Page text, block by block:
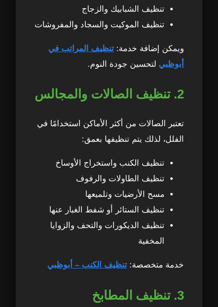
تنظيف الشبابيك والزجاج
تنظيف الموكيت والسجاد والمفروشات
ويمكن إضافة خدمة: تنظيف المراتب في
أبوظبي لتحسين جودة النوم.
2. تنظيف الصالات والمجالس
تعتبر الصالات من أكثر الأماكن استخدامًا في
الفلل، لذلك يتم تنظيفها بعمق:
تنظيف الكنب واستخراج الأوساخ
تنظيف الطاولات والرفوف
مسح الأرضيات وتلميعها
تنظيف الستائر أو شفط الغبار عنها
تنظيف الديكورات والتحف والزوايا
المخفية
خدمة متخصصة: تنظيف الكنب – أبوظبي
3. تنظيف المطابخ